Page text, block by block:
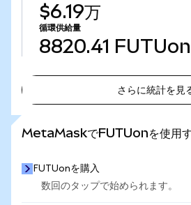
$6.19万
循環供給量
8820.41 FUTUon
さらに統計を見
MetaMaskでFUTUonを使用
FUTUonを購入
数回のタップで始められます。